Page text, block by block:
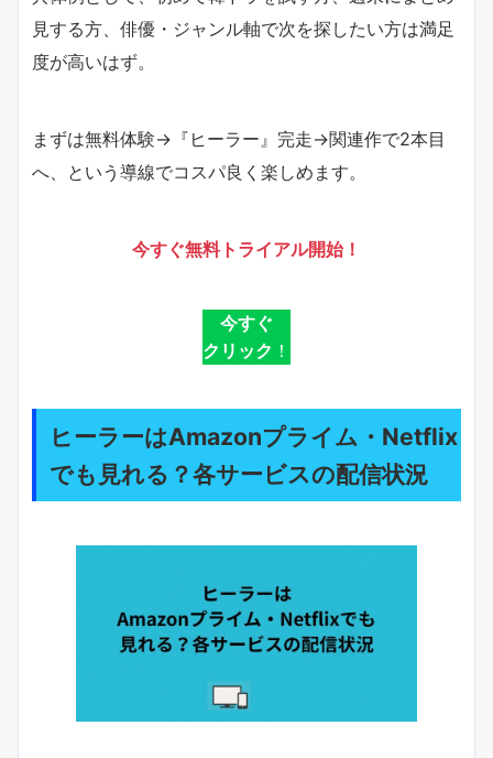
見する方、俳優・ジャンル軸で次を探したい方は満足
度が高いはず。
まずは無料体験→『ヒーラー』完走→関連作で2本目
へ、という導線でコスパ良く楽しめます。
今すぐ無料トライアル開始！
今すぐ
クリック ！
ヒーラーはAmazonプライム・Netflix
でも見れる？各サービスの配信状況